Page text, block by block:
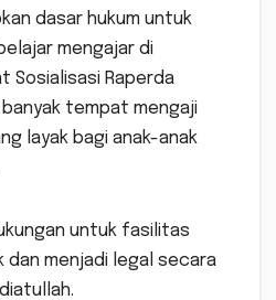
dasar hukum untuk
mengajar di
Sosialisasi Raperda
tempat mengaji
layak bagi anak-anak
untuk fasilitas
menjadi legal secara